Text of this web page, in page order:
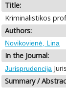
Title:
Kriminalistikos
Authors:
Novikovienė, Lina
In the Journal:
Jurisprudencija
Summary /